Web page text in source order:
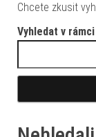
Chcete zkusit
Vyhledat v